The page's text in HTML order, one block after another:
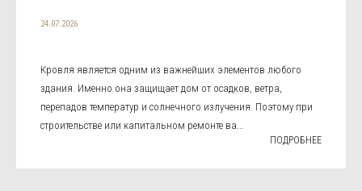
24.07.2026
Кровля является одним из важнейших элементов любого
здания. Именно она защищает дом от осадков, ветра,
перепадов температур и солнечного излучения. Поэтому при
строительстве или капитальном ремонте ва...
ПОДРОБНЕЕ